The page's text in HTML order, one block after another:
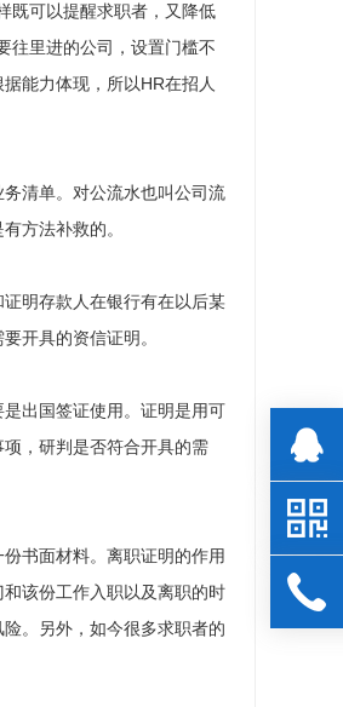
既可以提醒求职者，又降低
往里进的公司，设置门槛不
能力体现，所以HR在招人
清单。对公流水也叫公司流
方法补救的。
明存款人在银行有在以后某
开具的资信证明。
出国签证使用。证明是用可
，研判是否符合开具的需
书面材料。离职证明的作用
该份工作入职以及离职的时
。另外，如今很多求职者的